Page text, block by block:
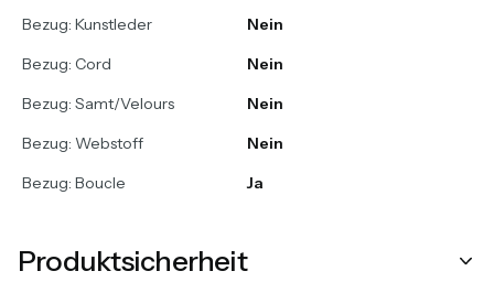
Bezug: Kunstleder
Nein
Bezug: Cord
Nein
Bezug: Samt/Velours
Nein
Bezug: Webstoff
Nein
Bezug: Boucle
Ja
Produktsicherheit